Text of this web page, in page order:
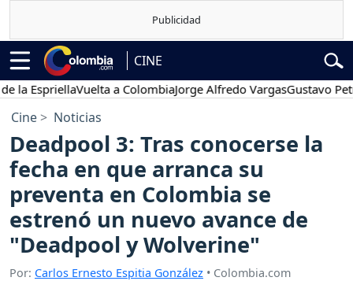
CINE
Vuelta a ColombiaJorge Alfredo VargasGustavo Petro
Cine Noticias
Deadpool 3: Tras conocerse la
fecha en que arranca su
preventa en Colombia se
estrenó un nuevo avance de
"Deadpool y Wolverine"
Por: Carlos Ernesto Espitia González • Colombia.com